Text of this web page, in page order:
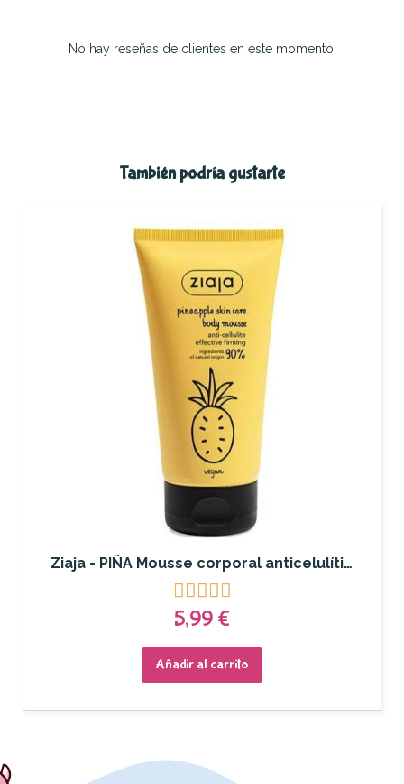
No hay reseñas de clientes en este momento.
También podría gustarte
Ziaja - PIÑA Mousse corporal anticelulítica

5,99 €
Añadir al carrito